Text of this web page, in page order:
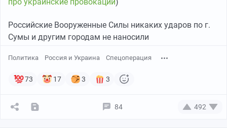
Российские Вооруженные Силы никаких ударов по г.
Сумы и другим городам не наносили
Политика Россия и Украина Спецоперация
73 17 3 3
84 492